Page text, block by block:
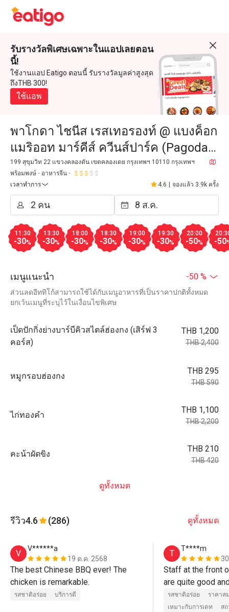
รับรางวัลพิเศษเฉพาะในแอปเลยตอน
นี้!
ใช้งานแอป Eatigo ตอนนี้ รับรางวัลมูลค่าสูงสุด
ถึงTHB 300!
ใช้แอพ
พาโกดา ไชนีส เรสเทอรองท์ @ แบงค็อก
แมริออท มาร์คีส์ ควีนส์ปาร์ค (Pagoda
Chinese Restaurant @ Bangkok
Marriott Marquis Queen's Pa
199 สุขุมวิท 22 แขวงคลองตัน เขตคลองเตย กรุงเทพฯ 10110 กรุงเทพฯ
พร้อมพงษ์
อาหารจีน
เวลาทำการ
4.6 จองแล้ว 3.9k ครั้ง
11:30
-30%
13:30
-30%
18:00
-30%
18:30
-30%
19:00
-30%
19:30
-30%
20:00
-50% -50
เมนูแนะนำ -50 %
ส่วนลดอีททิโก้สามารถใช้ได้กับเมนูอาหารที่เป็นราคาปกติทั้งหมด
ยกเว้นเมนูที่ระบุไว้ในเงื่อนไขพิเศษ
เป็ดปักกิ่งย่างบาร์บีคิวสไตล์ฮ่องกง (เสิร์ฟ 3
คอร์ส)
THB 1,200
THB 2,400
หมูกรอบฮ่องกง
THB 295
THB 590
ไก่ทองคำ
THB 1,100
THB 2,200
คะน้าผัดขิง
THB 210
THB 420
ดูทั้งหมด
รีวิว4.6 (286) ดูทั้งหมด
V
V******a
19 ต.ค. 2568
The best Chinese BBQ ever! The
chicken is remarkable.
รสชาติอร่อย บริการดี
T
T****m
Staff at the front
are quite good
welcome (Cee
staff who take
รสชาติอร่อย
ราคาส
เหมาะกับการเดท
ส